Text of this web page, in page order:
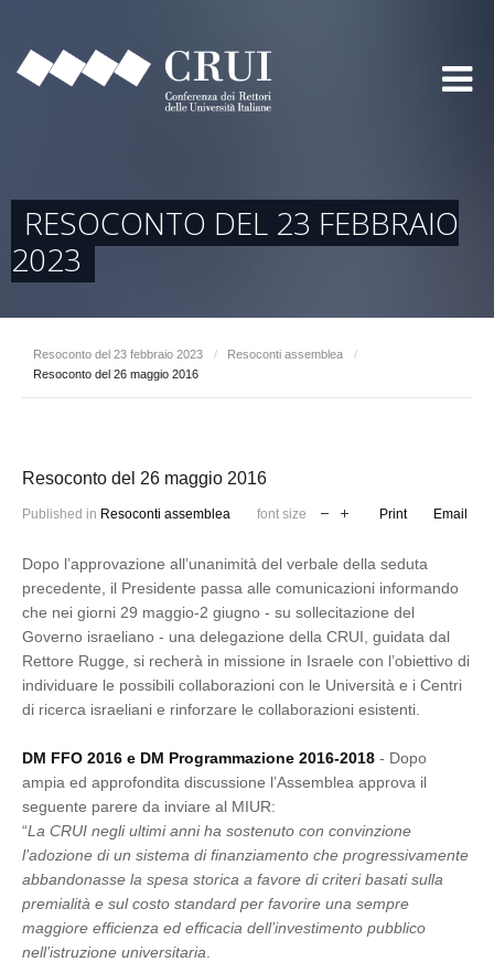
RESOCONTO DEL 23 FEBBRAIO
2023
Resoconto del 23 febbraio 2023 / Resoconti assemblea
/
Resoconto del 26 maggio 2016
Resoconto del 26 maggio 2016
Published in Resoconti assemblea font size Print Email
Dopo l’approvazione all’unanimità del verbale della seduta
precedente, il Presidente passa alle comunicazioni informando
che nei giorni 29 maggio-2 giugno - su sollecitazione del
Governo israeliano - una delegazione della CRUI, guidata dal
Rettore Rugge, si recherà in missione in Israele con l’obiettivo di
individuare le possibili collaborazioni con le Università e i Centri
di ricerca israeliani e rinforzare le collaborazioni esistenti.
DM FFO 2016 e DM Programmazione 2016-2018 - Dopo
ampia ed approfondita discussione l’Assemblea approva il
seguente parere da inviare al MIUR:
“La CRUI negli ultimi anni ha sostenuto con convinzione
l’adozione di un sistema di finanziamento che progressivamente
abbandonasse la spesa storica a favore di criteri basati sulla
premialità e sul costo standard per favorire una sempre
maggiore efficienza ed efficacia dell’investimento pubblico
nell’istruzione universitaria